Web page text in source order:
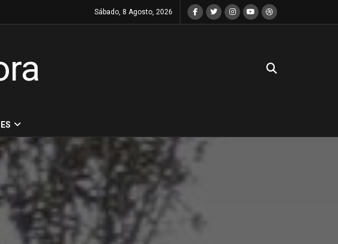
Sábado, 8 Agosto, 2026